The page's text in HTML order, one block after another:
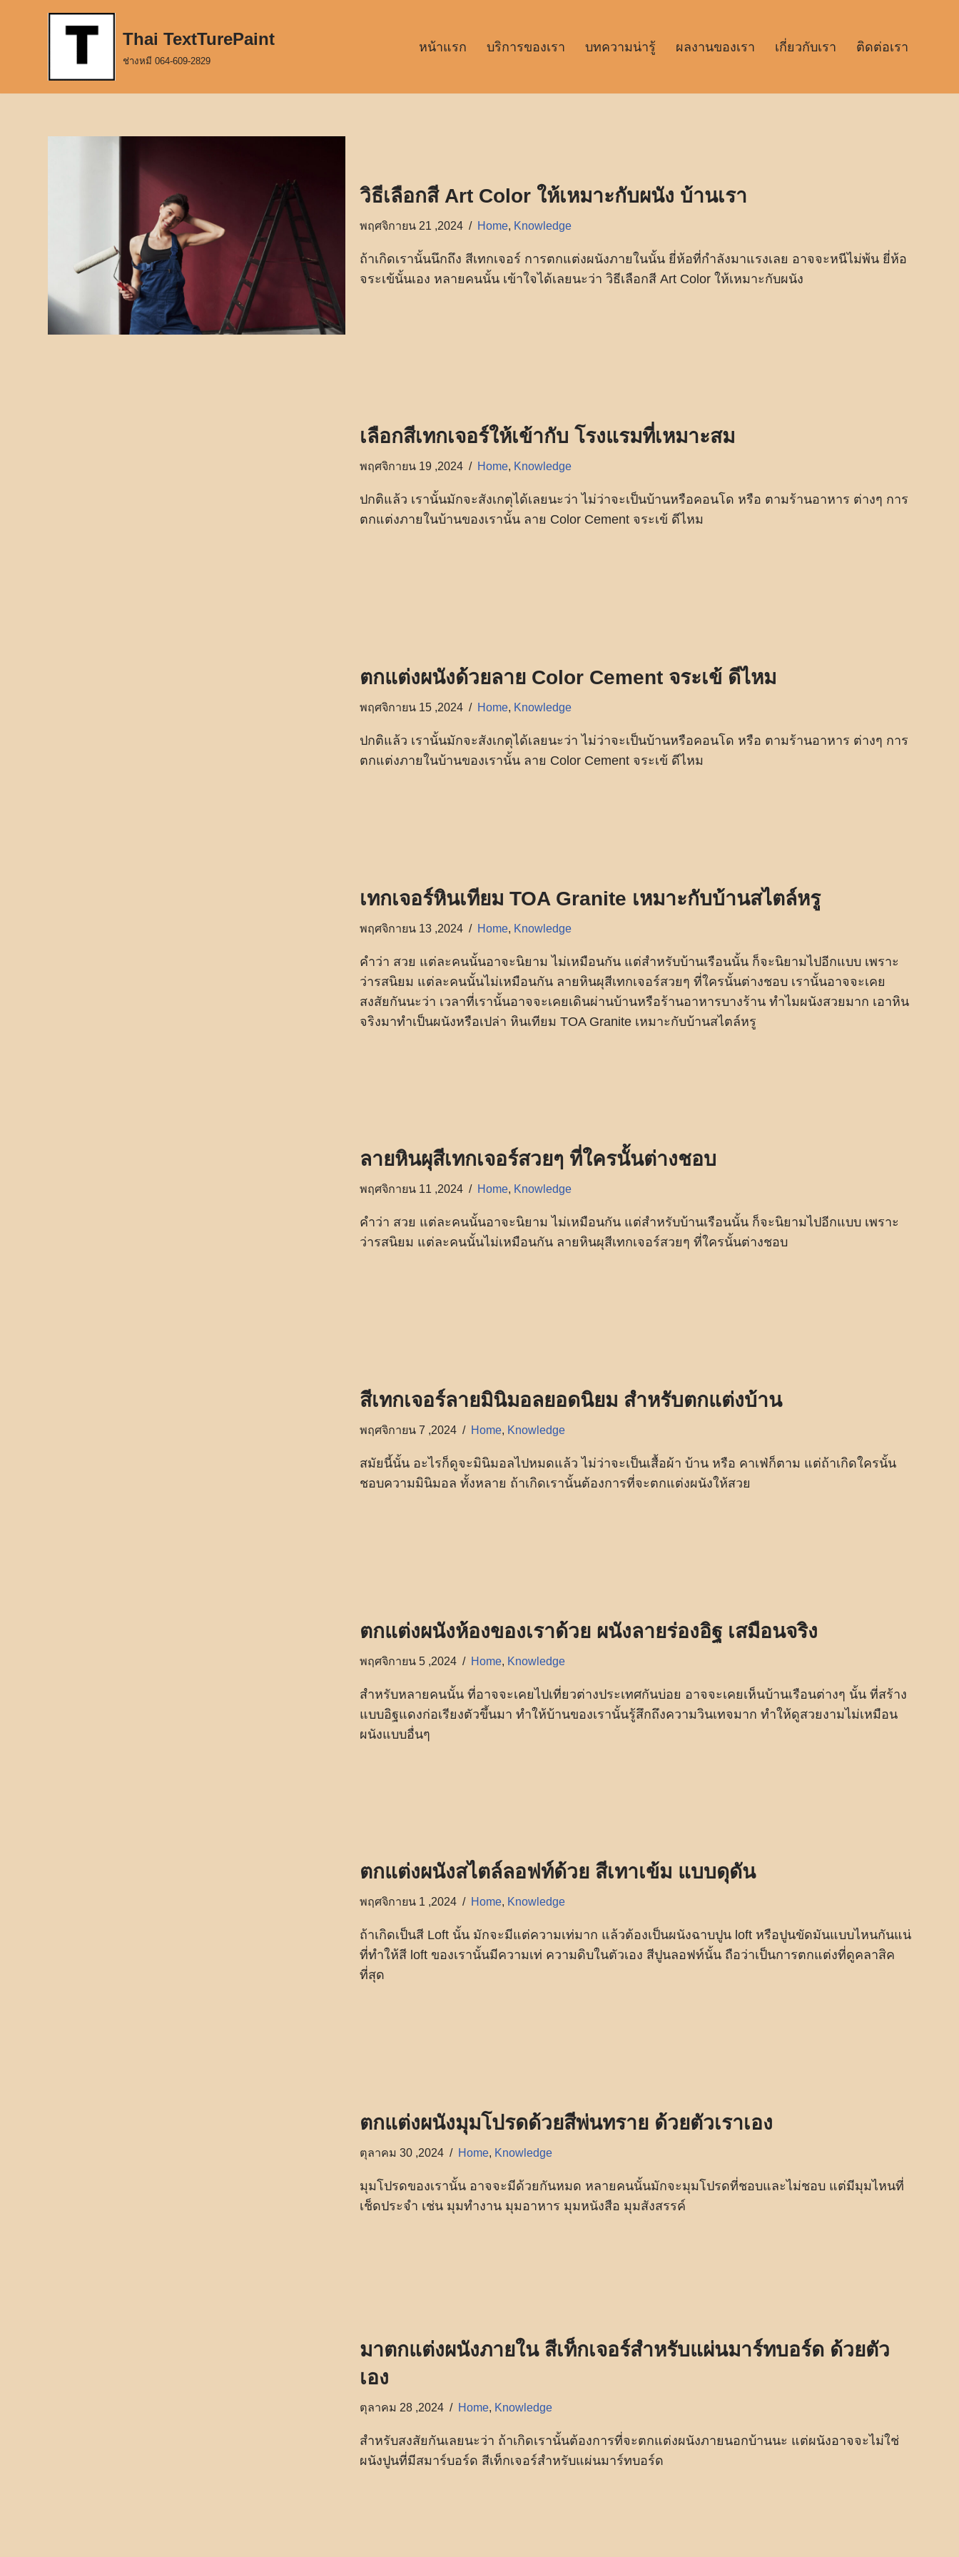
content
Thai TextTurePaint
ช่างหมี 064-609-2829
หน้าแรก บริการของเรา บทความน่ารู้ ผลงานของเรา เกี่ยวกับเรา ติดต่อเรา
วิธีเลือกสี Art Color ให้เหมาะกับผนัง บ้านเรา
พฤศจิกายน 21 ,2024 Home, Knowledge
ถ้าเกิดเรานั้นนึกถึง สีเทกเจอร์ การตกแต่งผนังภายในนั้น ยี่ห้อที่กำลังมาแรงเลย อาจจะหนีไม่พ้น ยี่ห้อ
จระเข้นั้นเอง หลายคนนั้น เข้าใจได้เลยนะว่า วิธีเลือกสี Art Color ให้เหมาะกับผนัง
เลือกสีเทกเจอร์ให้เข้ากับ โรงแรมที่เหมาะสม
พฤศจิกายน 19 ,2024 Home, Knowledge
ปกติแล้ว เรานั้นมักจะสังเกตุได้เลยนะว่า ไม่ว่าจะเป็นบ้านหรือคอนโด หรือ ตามร้านอาหาร ต่างๆ การ
ตกแต่งภายในบ้านของเรานั้น ลาย Color Cement จระเข้ ดีไหม
ตกแต่งผนังด้วยลาย Color Cement จระเข้ ดีไหม
พฤศจิกายน 15 ,2024 Home, Knowledge
ปกติแล้ว เรานั้นมักจะสังเกตุได้เลยนะว่า ไม่ว่าจะเป็นบ้านหรือคอนโด หรือ ตามร้านอาหาร ต่างๆ การ
ตกแต่งภายในบ้านของเรานั้น ลาย Color Cement จระเข้ ดีไหม
เทกเจอร์หินเทียม TOA Granite เหมาะกับบ้านสไตล์หรู
พฤศจิกายน 13 ,2024 Home, Knowledge
คำว่า สวย แต่ละคนนั้นอาจะนิยาม ไม่เหมือนกัน แต่สำหรับบ้านเรือนนั้น ก็จะนิยามไปอีกแบบ เพราะ
ว่ารสนิยม แต่ละคนนั้นไม่เหมือนกัน ลายหินผุสีเทกเจอร์สวยๆ ที่ใครนั้นต่างชอบ เรานั้นอาจจะเคย
สงสัยกันนะว่า เวลาที่เรานั้นอาจจะเคยเดินผ่านบ้านหรือร้านอาหารบางร้าน ทำไมผนังสวยมาก เอาหิน
จริงมาทำเป็นผนังหรือเปล่า หินเทียม TOA Granite เหมาะกับบ้านสไตล์หรู
ลายหินผุสีเทกเจอร์สวยๆ ที่ใครนั้นต่างชอบ
พฤศจิกายน 11 ,2024 Home, Knowledge
คำว่า สวย แต่ละคนนั้นอาจะนิยาม ไม่เหมือนกัน แต่สำหรับบ้านเรือนนั้น ก็จะนิยามไปอีกแบบ เพราะ
ว่ารสนิยม แต่ละคนนั้นไม่เหมือนกัน ลายหินผุสีเทกเจอร์สวยๆ ที่ใครนั้นต่างชอบ
สีเทกเจอร์ลายมินิมอลยอดนิยม สำหรับตกแต่งบ้าน
พฤศจิกายน 7 ,2024 Home, Knowledge
สมัยนี้นั้น อะไรก็ดูจะมินิมอลไปหมดแล้ว ไม่ว่าจะเป็นเสื้อผ้า บ้าน หรือ คาเฟ่ก็ตาม แต่ถ้าเกิดใครนั้น
ชอบความมินิมอล ทั้งหลาย ถ้าเกิดเรานั้นต้องการที่จะตกแต่งผนังให้สวย
ตกแต่งผนังห้องของเราด้วย ผนังลายร่องอิฐ เสมือนจริง
พฤศจิกายน 5 ,2024 Home, Knowledge
สำหรับหลายคนนั้น ที่อาจจะเคยไปเที่ยวต่างประเทศกันบ่อย อาจจะเคยเห็นบ้านเรือนต่างๆ นั้น ที่สร้าง
แบบอิฐแดงก่อเรียงตัวขึ้นมา ทำให้บ้านของเรานั้นรู้สึกถึงความวินเทจมาก ทำให้ดูสวยงามไม่เหมือน
ผนังแบบอื่นๆ
ตกแต่งผนังสไตล์ลอฟท์ด้วย สีเทาเข้ม แบบดุดัน
พฤศจิกายน 1 ,2024 Home, Knowledge
ถ้าเกิดเป็นสี Loft นั้น มักจะมีแต่ความเท่มาก แล้วต้องเป็นผนังฉาบปูน loft หรือปูนขัดมันแบบไหนกันแน่
ที่ทำให้สี loft ของเรานั้นมีความเท่ ความดิบในตัวเอง สีปูนลอฟท์นั้น ถือว่าเป็นการตกแต่งที่ดูคลาสิค
ที่สุด
ตกแต่งผนังมุมโปรดด้วยสีพ่นทราย ด้วยตัวเราเอง
ตุลาคม 30 ,2024 Home, Knowledge
มุมโปรดของเรานั้น อาจจะมีด้วยกันหมด หลายคนนั้นมักจะมุมโปรดที่ชอบและไม่ชอบ แต่มีมุมไหนที่
เช็ดประจำ เช่น มุมทำงาน มุมอาหาร มุมหนังสือ มุมสังสรรค์
มาตกแต่งผนังภายใน สีเท็กเจอร์สำหรับแผ่นมาร์ทบอร์ด ด้วยตัว
เอง
ตุลาคม 28 ,2024 Home, Knowledge
สำหรับสงสัยกันเลยนะว่า ถ้าเกิดเรานั้นต้องการที่จะตกแต่งผนังภายนอกบ้านนะ แต่ผนังอาจจะไม่ใช่
ผนังปูนที่มีสมาร์บอร์ด สีเท็กเจอร์สำหรับแผ่นมาร์ทบอร์ด